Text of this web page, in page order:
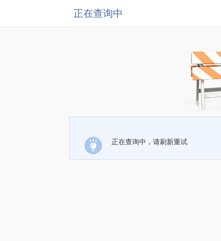
正在查询中
正在查询中，请刷新重试